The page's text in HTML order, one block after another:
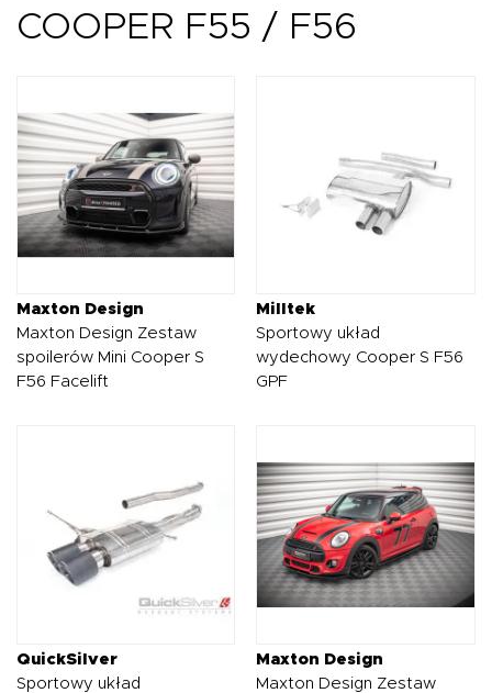
COOPER F55 / F56
Maxton Design
Maxton Design Zestaw
spoilerów Mini Cooper S
F56 Facelift
Milltek
Sportowy układ
wydechowy Cooper S F56
GPF
QuickSilver
Sportowy układ
Maxton Design
Maxton Design Zestaw